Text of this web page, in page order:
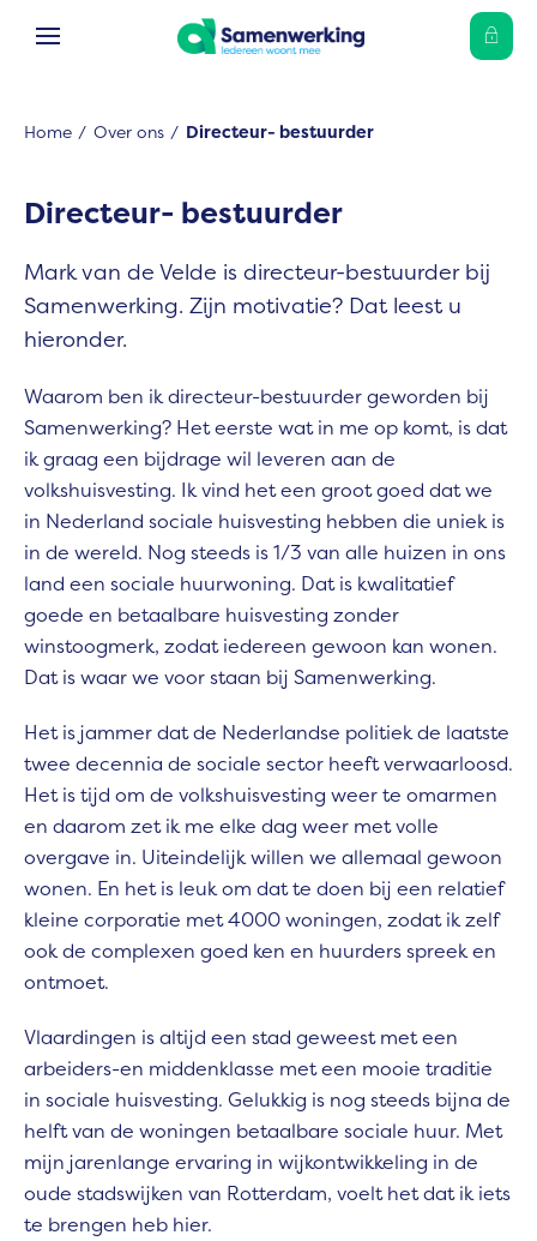
Naar de homepage
Ga naar Hoofd
Home Over ons Directeur- bestuurder
Directeur- bestuurder
Mark van de Velde is directeur-bestuurder bij
Samenwerking. Zijn motivatie? Dat leest u
hieronder.
Waarom ben ik directeur-bestuurder geworden bij
Samenwerking? Het eerste wat in me op komt, is dat
ik graag een bijdrage wil leveren aan de
volkshuisvesting. Ik vind het een groot goed dat we
in Nederland sociale huisvesting hebben die uniek is
in de wereld. Nog steeds is 1/3 van alle huizen in ons
land een sociale huurwoning. Dat is kwalitatief
goede en betaalbare huisvesting zonder
winstoogmerk, zodat iedereen gewoon kan wonen.
Dat is waar we voor staan bij Samenwerking.
Het is jammer dat de Nederlandse politiek de laatste
twee decennia de sociale sector heeft verwaarloosd.
Het is tijd om de volkshuisvesting weer te omarmen
en daarom zet ik me elke dag weer met volle
overgave in. Uiteindelijk willen we allemaal gewoon
wonen. En het is leuk om dat te doen bij een relatief
kleine corporatie met 4000 woningen, zodat ik zelf
ook de complexen goed ken en huurders spreek en
ontmoet.
Vlaardingen is altijd een stad geweest met een
arbeiders-en middenklasse met een mooie traditie
in sociale huisvesting. Gelukkig is nog steeds bijna de
helft van de woningen betaalbare sociale huur. Met
mijn jarenlange ervaring in wijkontwikkeling in de
oude stadswijken van Rotterdam, voelt het dat ik iets
te brengen heb hier.